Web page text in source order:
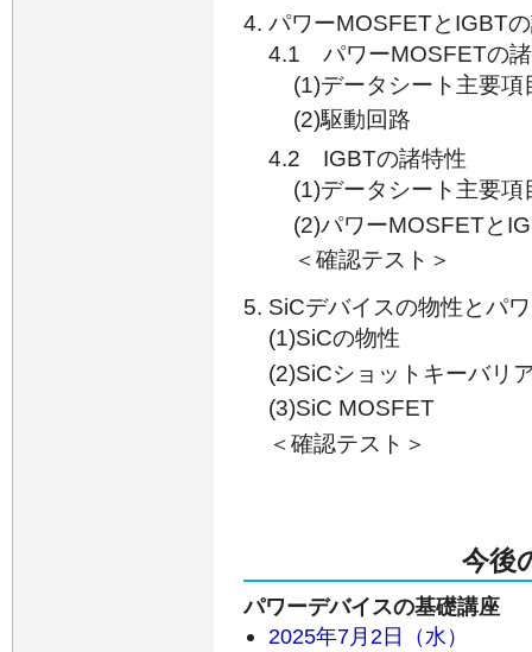
パワーMOSFETとIGBT
4.1 パワーMOSFETの
(1)データシート主要項
(2)駆動回路
4.2 IGBTの諸特性
(1)データシート主要項
(2)パワーMOSFETと
＜確認テスト＞
SiCデバイスの物性とパ
(1)SiCの物性
(2)SiCショットキーバリ
(3)SiC MOSFET
＜確認テスト＞
今後
パワーデバイスの基礎講座
2025年7月2日（水）